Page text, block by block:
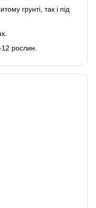
грунті, так і під
рослин.